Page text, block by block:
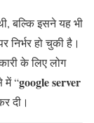
बल्कि इसने यह भी
हो चुकी है।
के लिए लोग
में “google server
दी।